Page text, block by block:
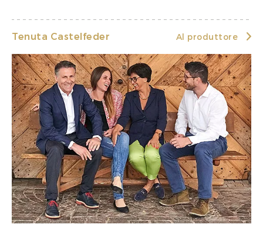
Tenuta Castelfeder Al produttore